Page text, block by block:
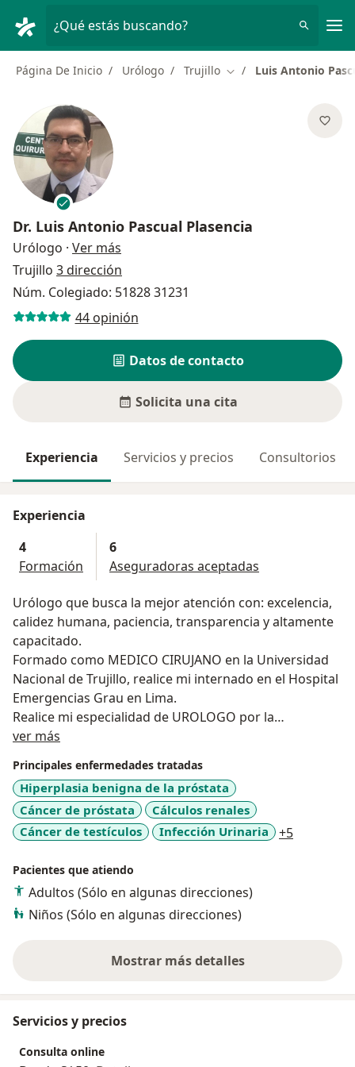
¿Qué estás buscando?
Página De Inicio Urólogo Trujillo Cambiar de ciudad
Luis Antonio
Dr. Luis Antonio Pascual Plasencia
Urólogo · Ver más
Trujillo 3 dirección
Núm. Colegiado: 51828 31231
44 opinión
Datos de contacto
Solicita una cita
Experiencia Servicios y precios Consultorios
Experiencia
4
Formación
6
Aseguradoras aceptadas
Urólogo que busca la mejor atención con: excelencia,
calidez humana, paciencia, transparencia y altamente
capacitado.
Formado como MEDICO CIRUJANO en la Universidad
Nacional de Trujillo, realice mi internado en el Hospital
Emergencias Grau en Lima.
Realice mi especialidad de UROLOGO por la
Universidad Nacional Mayor de San Marcos, tuve mi
Ulises Nuñez y la Dra. Zarela Solis en el Hospital
Nacional Arzobispo Loayza - Lima
Con capacitaciones en Instituto Nacional del Niño,
Instituto Nacional de Enfermedades Ne
una capacitacion en Cirugía avanzada urológica
laparoscopica en el IRCAD - en la ciudad de Barretos
en Brasil.
disfrutamos el tiempo libre y aprendemos la tarea de
Formación académica
Brasil 2017
ver más
Principales enfermedades tratadas
Hiperplasia benigna de la próstata
Cáncer de próstata
Cálculos renales
Cáncer de testículos
Infección Urinaria +5
Pacientes que atiendo
Adultos (Sólo en algunas direcciones)
Niños (Sólo en algunas direcciones)
Mostrar más detalles
sobre la experiencia
Servicios y precios
Consulta online